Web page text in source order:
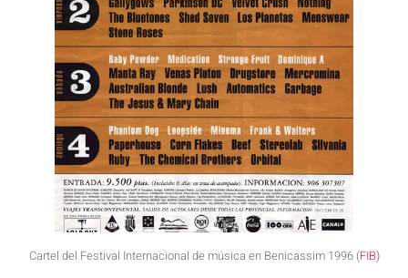
Cartel del Festival Internacional de música en Benicassim 1996 (FIB)